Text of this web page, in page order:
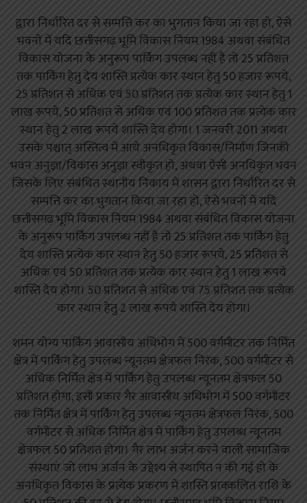
द्वारा निर्धारित दर से सम्पत्ति कर का भुगतान किया जा रहा हो, ऐसे
भवनों में यदि छत्तीसगढ़ भूमि विकास नियम 1984 अथवा संबंधित
विकास योजना के अनुरूप पार्किंग उपलब्ध नहीं है तो 25 प्रतिशत
तक पार्किंग हेतु देय शास्ति प्रत्येक कार स्थान हेतु 50 हजार रूपये,
25 प्रतिशत से अधिक एवं 50 प्रतिशत तक प्रत्येक कार स्थान हेतु 1
लाख रूपये, 50 प्रतिशत से अधिक एवं 100 प्रतिशत तक प्रत्येक कार
स्थान हेतु 2 लाख रूपये शास्ति देय होगा। 1 जनवरी 2011 अथवा
उसके पश्चात् अस्तित्व में आये अनधिकृत विकास/निर्माण जिनकी
भवन अनुज्ञा/विकास अनुज्ञा स्वीकृत हो, अथवा ऐसी अनधिकृत भवन
जिसके लिए संबंधित स्थानीय निकाय में शासन द्वारा निर्धारित दर से
सम्पत्ति कर का भुगतान किया जा रहा हो, ऐसे भवनों में यदि
छत्तीसगढ़ भूमि विकास नियम 1984 अथवा संबंधित विकास योजना
के अनुरूप पार्किंग उपलब्ध नहीं है तो 25 प्रतिशत तक पार्किंग हेतु
देय शास्ति प्रत्येक कार स्थान हेतु 50 हजार रूपये, 25 प्रतिशत से
अधिक एवं 50 प्रतिशत तक प्रत्येक कार स्थान हेतु 1 लाख रूपये
शास्ति देय होगा। 50 प्रतिशत से अधिक एवं 75 प्रतिशत तक प्रत्येक
कार स्थान हेतु 2 लाख रूपये शास्ति देय होगा।
शमन योग्य पार्किंग आवासीय अधिभोग में 500 वर्गमीटर तक निर्मित
क्षेत्र में पार्किंग हेतु उपलब्ध न्यूनतम क्षेत्रफल निरंक, 500 वर्गमीटर से
अधिक निर्मित क्षेत्र में पार्किंग हेतु उपलब्ध न्यूनतम क्षेत्रफल 50
प्रतिशत होगा, इसी प्रकार गैर आवासीय अधिभोग में 500 वर्गमीटर
तक निर्मित क्षेत्र में पार्किंग हेतु उपलब्ध न्यूनतम क्षेत्रफल निरंक, 500
वर्गमीटर से अधिक निर्मित क्षेत्र में पार्किंग हेतु उपलब्ध न्यूनतम
क्षेत्रफल 50 प्रतिशत होगा। गैर लाभ अर्जन करने वाली सामाजिक
संस्थाएं जो लाभ अर्जन के उद्देश्य से स्थापित न की गई हो के
अनधिकृत विकास के प्रत्येक प्रकरण में शास्ति प्राक्कलित राशि के